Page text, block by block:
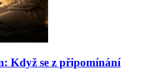
Když se z připomínání